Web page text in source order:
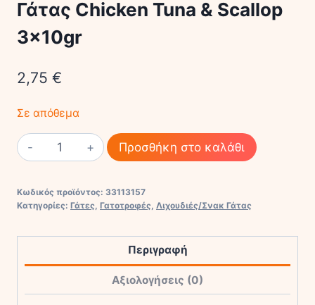
Γάτας Chicken Tuna & Scallop
3x10gr
2,75 €
Σε απόθεμα
Churu
Bites
Σνακ
Chicken
Scallop
Προσθήκη στο καλάθι
Κωδικός προϊόντος: 33113157
Κατηγορίες: Γάτες Γατοτροφές Λιχουδιές/Σνακ Γάτας
Περιγραφή
Αξιολογήσεις (0)